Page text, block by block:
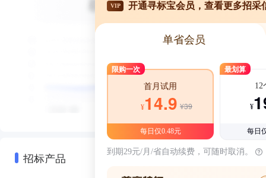
招标产品
VIP 开通寻标宝会员，查看更多招采
单省会员
限购一次
首月试用
¥14.9 ¥39
每日仅0.48元
最划算
12
¥
每日
到期29元/月/省自动续费，可随时取消。